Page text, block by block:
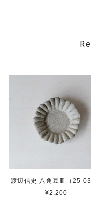
渡辺信史 八角豆皿（25-
¥2,200